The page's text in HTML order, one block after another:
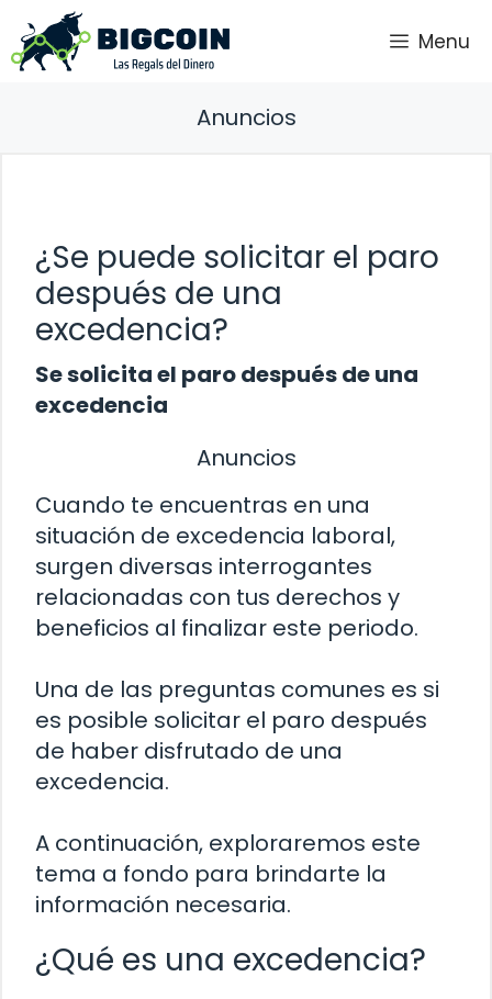
Saltar
al
contenido
Menu
Anuncios
¿Se puede solicitar el paro
después de una
excedencia?
Se solicita el paro después de una
excedencia
Anuncios
Cuando te encuentras en una
situación de excedencia laboral,
surgen diversas interrogantes
relacionadas con tus derechos y
beneficios al finalizar este periodo.
Una de las preguntas comunes es si
es posible solicitar el paro después
de haber disfrutado de una
excedencia.
A continuación, exploraremos este
tema a fondo para brindarte la
información necesaria.
¿Qué es una excedencia?